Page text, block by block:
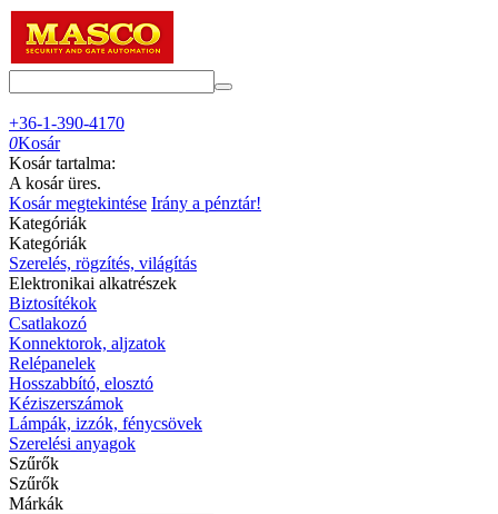
+36-1-390-4170
0Kosár
Kosár tartalma:
A kosár üres.
Kosár megtekintése Irány a pénztár!
Kategóriák
Kategóriák
Szerelés, rögzítés, világítás
Elektronikai alkatrészek
Biztosítékok
Csatlakozó
Konnektorok, aljzatok
Relépanelek
Hosszabbító, elosztó
Kéziszerszámok
Lámpák, izzók, fénycsövek
Szerelési anyagok
Szűrők
Szűrők
Márkák